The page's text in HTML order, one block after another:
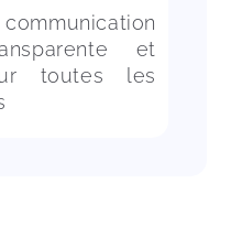
et
toutes les